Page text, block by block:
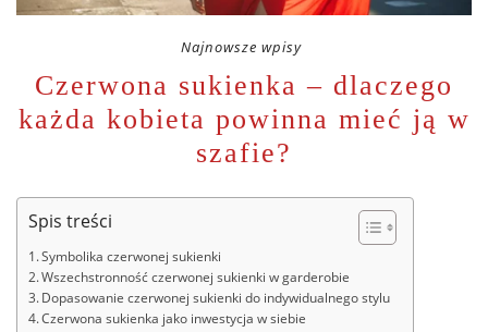
Najnowsze wpisy
Czerwona sukienka – dlaczego
każda kobieta powinna mieć ją w
szafie?
Spis treści
Symbolika czerwonej sukienki
Wszechstronność czerwonej sukienki w garderobie
Dopasowanie czerwonej sukienki do indywidualnego stylu
Czerwona sukienka jako inwestycja w siebie